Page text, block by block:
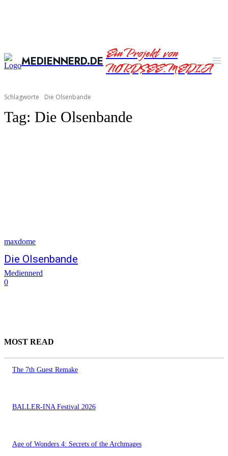
MEDIENNERD.DEEin Projekt von
NORDSEE.MEDIA
Schlagworte Die Olsenbande
Tag: Die Olsenbande
maxdome
Die Olsenbande
Mediennerd
0
MOST READ
The 7th Guest Remake
BALLER-INA Festival 2026
Age of Wonders 4: Secrets of the Archmages